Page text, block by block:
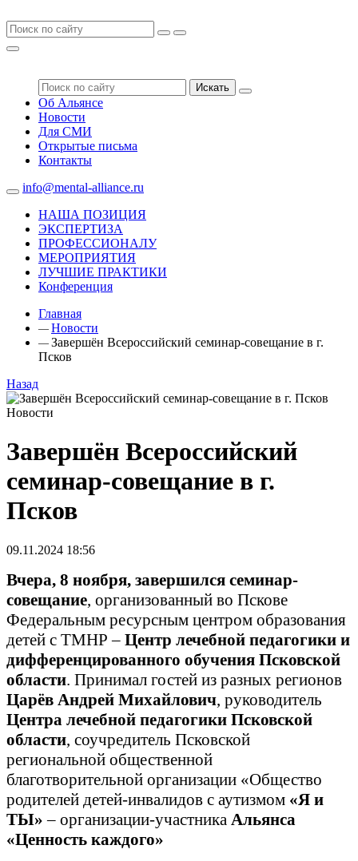
Искать
Об Альянсе
Новости
Для СМИ
Открытые письма
Контакты
info@mental-alliance.ru
НАША ПОЗИЦИЯ
ЭКСПЕРТИЗА
ПРОФЕССИОНАЛУ
МЕРОПРИЯТИЯ
ЛУЧШИЕ ПРАКТИКИ
Конференция
Главная
— Новости
— Завершён Всероссийский семинар-совещание в г.
Псков
Назад
Новости
Завершён Всероссийский
семинар-совещание в г.
Псков
09.11.2024 18:56
Вчера, 8 ноября, завершился семинар-
совещание, организованный во Пскове
Федеральным ресурсным центром образования
детей с ТМНР – Центр лечебной педагогики и
дифференцированного обучения Псковской
области. Принимал гостей из разных регионов
Царëв Андрей Михайлович, руководитель
Центра лечебной педагогики Псковской
области, соучредитель Псковской
региональной общественной
благотворительной организации «Общество
родителей детей-инвалидов с аутизмом «Я и
ТЫ» – организации-участника Альянса
«Ценность каждого»